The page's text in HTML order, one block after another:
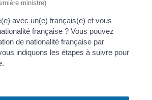
ministre)
avec un(e) français(e) et vous
française ? Vous pouvez
de nationalité française par
indiquons les étapes à suivre pour